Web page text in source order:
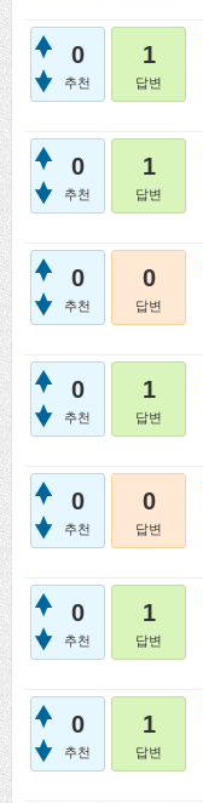
0
추천
1
답변
0
추천
1
답변
0
추천
0
답변
0
추천
1
답변
0
추천
0
답변
0
추천
1
답변
0
추천
1
답변